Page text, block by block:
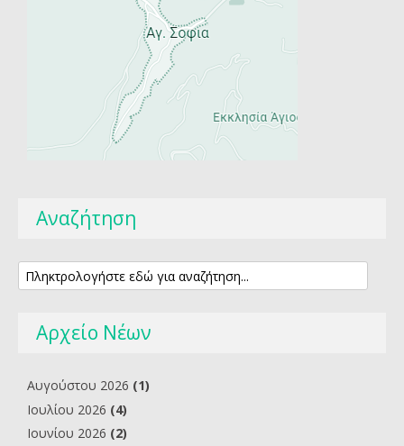
Αναζήτηση
Αρχείο Νέων
Αυγούστου 2026 (1)
Ιουλίου 2026 (4)
Ιουνίου 2026 (2)